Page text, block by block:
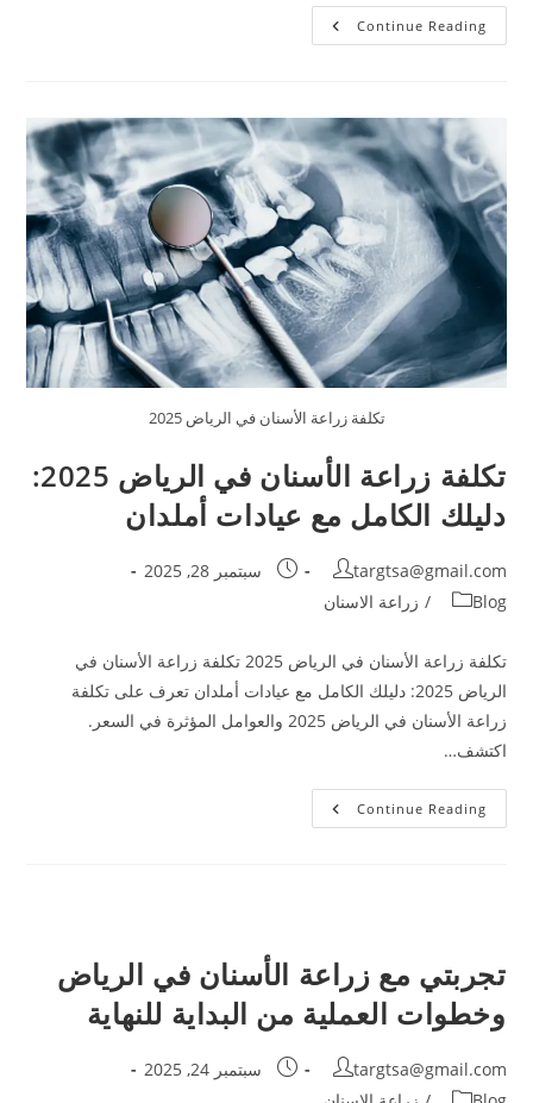
Continue Reading
تكلفة زراعة الأسنان في الرياض 2025
تكلفة زراعة الأسنان في الرياض 2025:
دليلك الكامل مع عيادات أملدان
targtsa@gmail.com
سبتمبر 28, 2025
Blog
/ زراعة الاسنان
تكلفة زراعة الأسنان في الرياض 2025 تكلفة زراعة الأسنان في
الرياض 2025: دليلك الكامل مع عيادات أملدان تعرف على تكلفة
زراعة الأسنان في الرياض 2025 والعوامل المؤثرة في السعر.
اكتشف…
Continue Reading
تجربتي مع زراعة الأسنان في الرياض
وخطوات العملية من البداية للنهاية
targtsa@gmail.com
سبتمبر 24, 2025